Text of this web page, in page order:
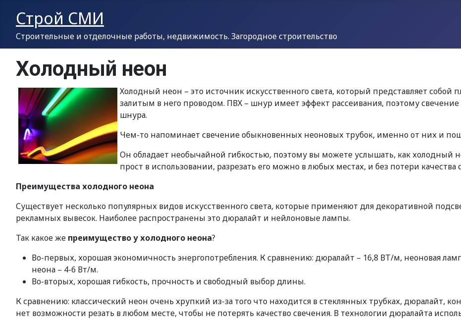
Строй СМИ
Строительные и отделочные работы, недвижимость. Загородное строительство
Холодный неон
Холодный неон – это источник искусственного света, который представляет
залитым в него проводом. ПВХ – шнур имеет эффект рассеивания, поэтому
шнура.
Чем-то напоминает свечение обыкновенных неоновых трубок, именно от них и
Он обладает необычайной гибкостью, поэтому вы можете услышать, как холодный
прост в использовании, разрезать его можно в любых местах, и без потери качества
Преимущества холодного неона
Существует несколько популярных видов искусственного света, которые применяют для декоративной
рекламных вывесок. Наиболее распространены это дюралайт и нейлоновые лампы.
Так какое же преимущество у холодного неона?
Во-первых, хорошая экономичность энергопотребления. К сравнению: дюралайт – 16,8 ВТ/м, неоновая
неона – 4-6 Вт/м.
Во-вторых, хорошая гибкость, прочность и свободный выбор длины.
К сравнению: классический неон очень хрупкий из-за того что находится в стеклянных трубках, дюралайт,
нет возможности резать в любом месте, чтобы не потерять качество свечения. В технологии дюралайта